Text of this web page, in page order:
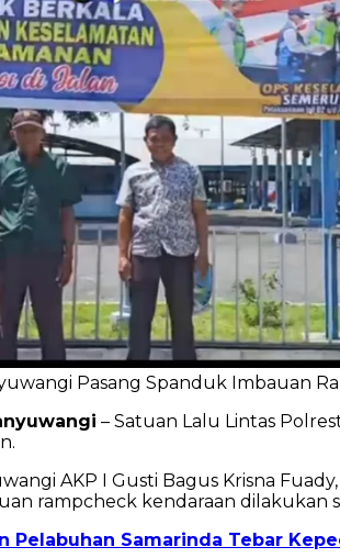
Pasang Spanduk Imbauan
– Satuan Lalu Lintas
AKP I Gusti Bagus Krisna
rampcheck kendaraan dilakukan
Pelabuhan Samarinda Tebar